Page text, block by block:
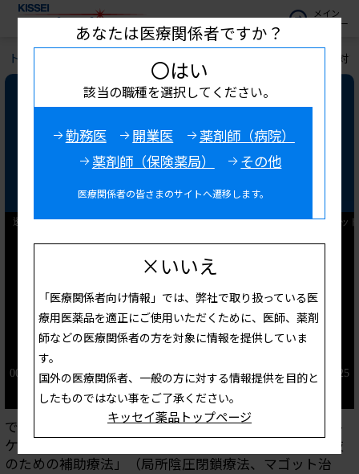
メイン
メニュー
トップ キッセイ診療サポート 透析患者に
透析患者に対するフットケアの重
要性～いつまでも歩ける足のため
に～Ⅳ.救肢に対する補助療法及
び予防的フットケアについて
できるだけ足を切断せず、歩ける足を残すためのフット
ケアについて4回に分けて解説します。第4回は、「救肢
のための補助療法」（局所陰圧閉鎖療法、マゴット治
あなたは医療関係者ですか？
〇はい
該当の職種を選択してください。
勤務医 開業医
薬剤師（病院）
薬剤師（保険薬局）
その他
医療関係者の皆さまのサイトへ遷移します。
×いいえ
「医療関係者向け情報」では、弊社で取り扱っている医
療用医薬品を適正にご使用いただくために、医師、薬剤
師などの医療関係者の方を対象に情報を提供していま
す。
国外の医療関係者、一般の方に対する情報提供を目的と
したものではない事をご了承ください。
キッセイ薬品トップページ